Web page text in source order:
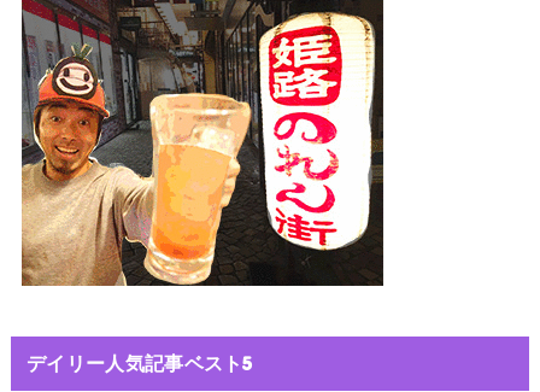
デイリー人気記事ベスト5